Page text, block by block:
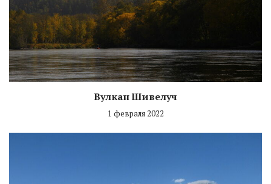
Вулкан Шивелуч
1 февраля 2022